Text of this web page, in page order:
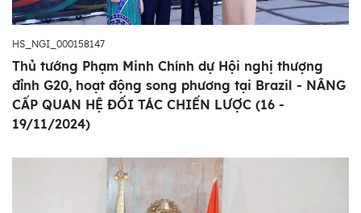
HS_NGI_000158147
Thủ tướng Phạm Minh Chính dự Hội nghị thượng
đỉnh G20, hoạt động song phương tại Brazil - NÂNG
CẤP QUAN HỆ ĐỐI TÁC CHIẾN LƯỢC (16 -
19/11/2024)